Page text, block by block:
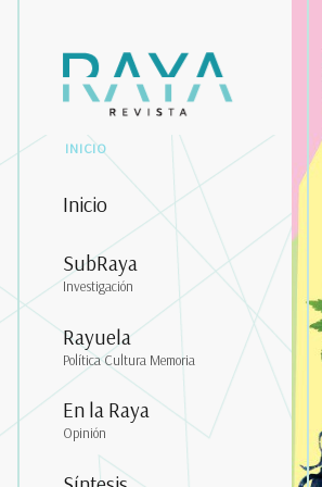
INICIO
Inicio
SubRaya
Investigación
Rayuela
Política Cultura Memoria
En la Raya
Opinión